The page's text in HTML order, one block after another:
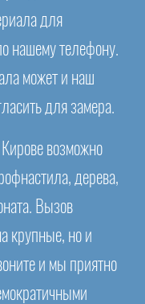
для
нашему телефону.
может и наш
для замера.
возможно
дерева,
Вызов
крупные, но и
и мы приятно